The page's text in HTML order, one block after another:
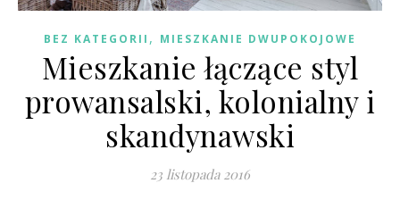
BEZ KATEGORII , MIESZKANIE DWUPOKOJOWE
Mieszkanie łączące styl
prowansalski, kolonialny i
skandynawski
23 listopada 2016